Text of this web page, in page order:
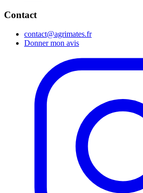
Contact
contact@agrimates.fr
Donner mon avis